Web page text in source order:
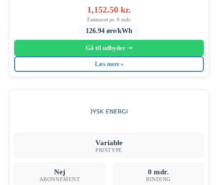
1,152.50 kr.
Estimeret pr. 6 mdr.
126.94 øre/kWh
Gå til udbyder ➝
Læs mere »
Variable
PRISTYPE
Nej
ABONNEMENT
0 mdr.
BINDING